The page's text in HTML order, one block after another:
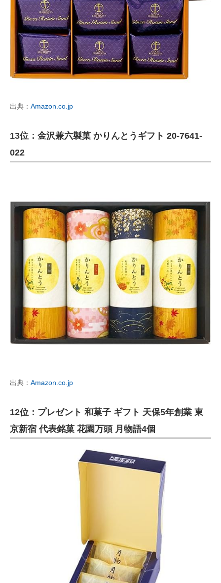
出典： Amazon.co.jp
13位：金沢兼六製菓 かりんとうギフト 20-7641-
022
出典： Amazon.co.jp
12位：プレゼント 和菓子 ギフト 天保5年創業 東
京新宿 代表銘菓 花園万頭 月物語4個